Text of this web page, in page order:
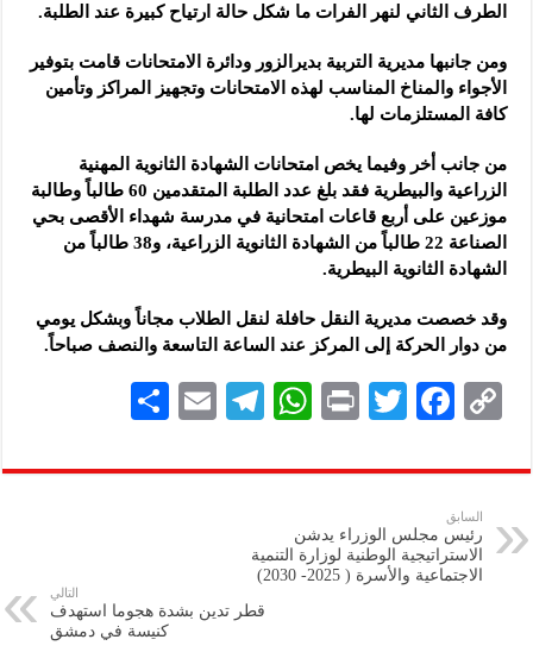
الطرف الثاني لنهر الفرات ما شكل حالة ارتياح كبيرة عند الطلبة.
ومن جانبها مديرية التربية بديرالزور ودائرة الامتحانات قامت بتوفير
الأجواء والمناخ المناسب لهذه الامتحانات وتجهيز المراكز وتأمين
كافة المستلزمات لها.
من جانب أخر وفيما يخص امتحانات الشهادة الثانوية المهنية
الزراعية والبيطرية فقد بلغ عدد الطلبة المتقدمين 60 طالباً وطالبة
موزعين على أربع قاعات امتحانية في مدرسة شهداء الأقصى بحي
الصناعة 22 طالباً من الشهادة الثانوية الزراعية، و38 طالباً من
الشهادة الثانوية البيطرية.
وقد خصصت مديرية النقل حافلة لنقل الطلاب مجاناً وبشكل يومي
من دوار الحركة إلى المركز عند الساعة التاسعة والنصف صباحاً.
C
p
y
Li
n
F
eb
k
T
tt
P
nt
W
at
A
p
p
Te
gr
E
ai
ar
السابق
رئيس مجلس الوزراء يدشن
الاستراتيجية الوطنية لوزارة التنمية
الاجتماعية والأسرة ( 2025- 2030)
التالي
قطر تدين بشدة هجوما استهدف
كنيسة في دمشق